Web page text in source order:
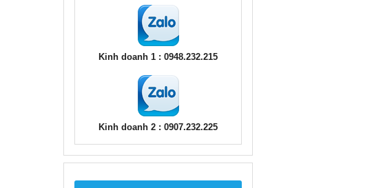
Kinh doanh 1 : 0948.232.215
Kinh doanh 2 : 0907.232.225